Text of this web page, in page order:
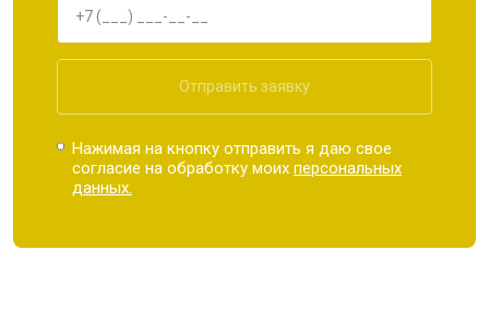
Отправить заявку
Нажимая на кнопку отправить я даю свое
согласие на обработку моихперсональных
данных.